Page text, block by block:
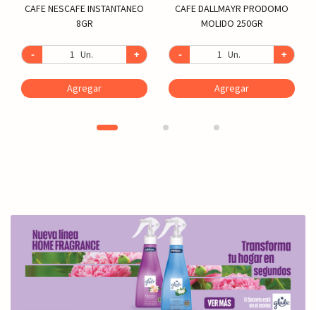
CAFE NESCAFE INSTANTANEO
8GR
- Un. +
Agregar
CAFE DALLMAYR PRODOMO
MOLIDO 250GR
- Un. +
Agregar